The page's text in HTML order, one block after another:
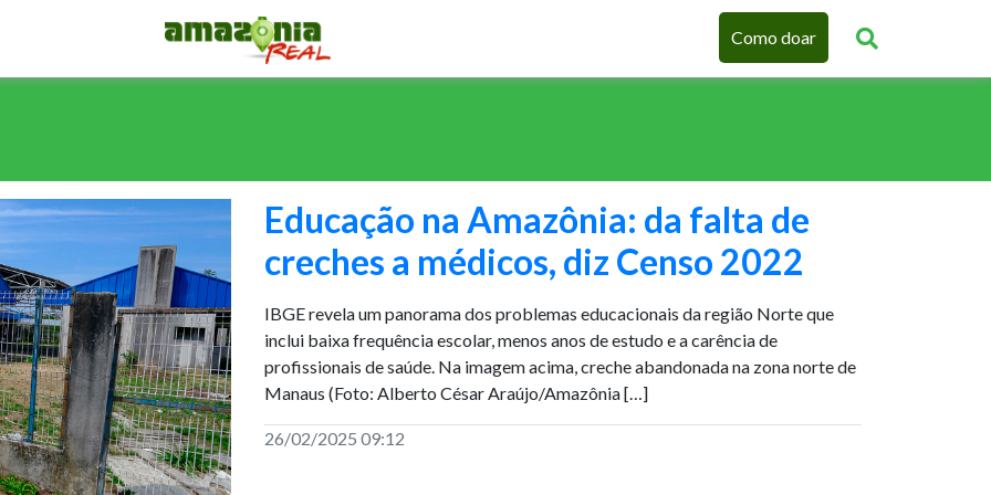
Como doar
Educação na Amazônia: da falta de
creches a médicos, diz Censo 2022
IBGE revela um panorama dos problemas educacionais da região Norte que
inclui baixa frequência escolar, menos anos de estudo e a carência de
profissionais de saúde. Na imagem acima, creche abandonada na zona norte de
Manaus (Foto: Alberto César Araújo/Amazônia […]
26/02/2025 09:12